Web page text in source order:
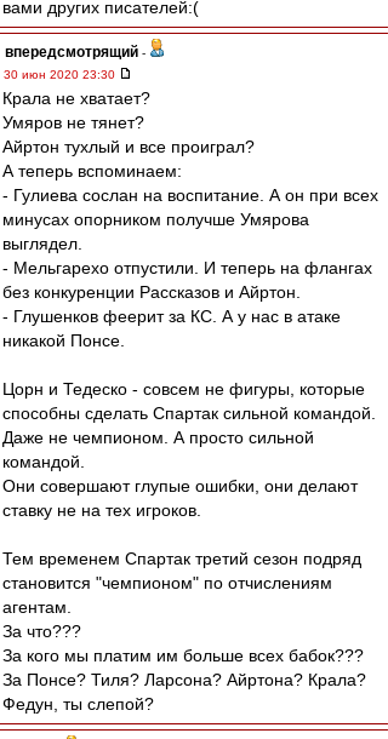
вами других писателей:(
впередсмотрящий -
30 июн 2020 23:30
Крала не хватает?
Умяров не тянет?
Айртон тухлый и все проиграл?
А теперь вспоминаем:
- Гулиева сослан на воспитание. А он при всех
минусах опорником получше Умярова
выглядел.
- Мельгарехо отпустили. И теперь на флангах
без конкуренции Рассказов и Айртон.
- Глушенков феерит за КС. А у нас в атаке
никакой Понсе.
Цорн и Тедеско - совсем не фигуры, которые
способны сделать Спартак сильной командой.
Даже не чемпионом. А просто сильной
командой.
Они совершают глупые ошибки, они делают
ставку не на тех игроков.
Тем временем Спартак третий сезон подряд
становится "чемпионом" по отчислениям
агентам.
За что???
За кого мы платим им больше всех бабок???
За Понсе? Тиля? Ларсона? Айртона? Крала?
Федун, ты слепой?